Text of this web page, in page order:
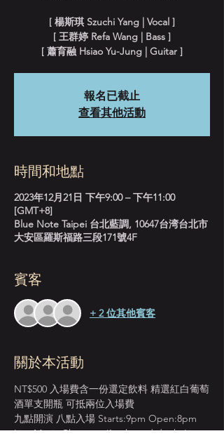
[ 楊斯琪 Szuchi Yang | Vocal ]
[ 王群婷 Refa Wang | Bass ]
[ 蕭育融 Hsiao Yu-Jung | Guitar ]
報名已截止
查看其他活動
時間和地點
2023年12月21日 下午9:00 – 下午11:00
[GMT+8]
Blue Note Taipei 台北藍調, 10647台湾台北市
大安區羅斯福路三段171號4F
賓客
+ 2 位其他賓客
關於本活動
NT$500 入場費含一份選定飲料 精選紅白葡萄
酒單支開瓶 可抵兩位入場費
九點開演 八點入場 Starts:9pm Open:8pm
Live Music Charge w/1 selected drink. Live